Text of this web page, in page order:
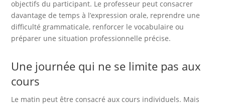
objectifs du participant. Le professeur peut consacrer
davantage de temps à l’expression orale, reprendre une
difficulté grammaticale, renforcer le vocabulaire ou
préparer une situation professionnelle précise.
Une journée qui ne se limite pas aux
cours
Le matin peut être consacré aux cours individuels. Mais